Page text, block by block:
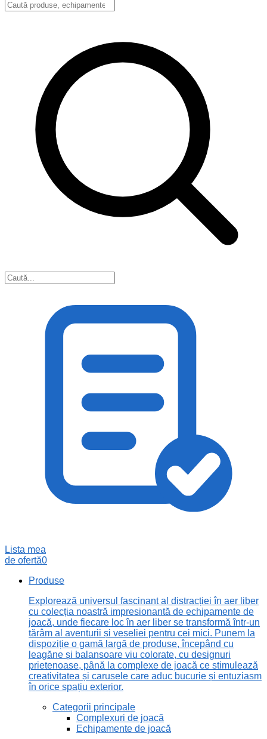
Lista mea
de ofertă0
Produse
Explorează universul fascinant al distracției în aer liber
cu colecția noastră impresionantă de echipamente de
joacă, unde fiecare loc în aer liber se transformă într-un
tărâm al aventurii și veseliei pentru cei mici. Punem la
dispoziție o gamă largă de produse, începând cu
leagăne și balansoare viu colorate, cu designuri
prietenoase, până la complexe de joacă ce stimulează
creativitatea și carusele care aduc bucurie și entuziasm
în orice spațiu exterior.
Categorii principale
Complexuri de joacă
Echipamente de joacă